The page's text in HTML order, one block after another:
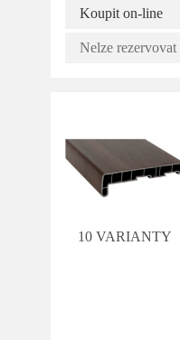
Koupit on-line
Nelze rezervovat
10 VARIANTY